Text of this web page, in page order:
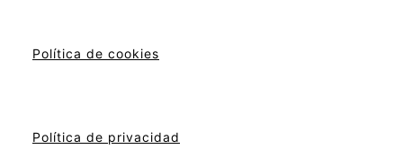
Política de cookies
Política de privacidad